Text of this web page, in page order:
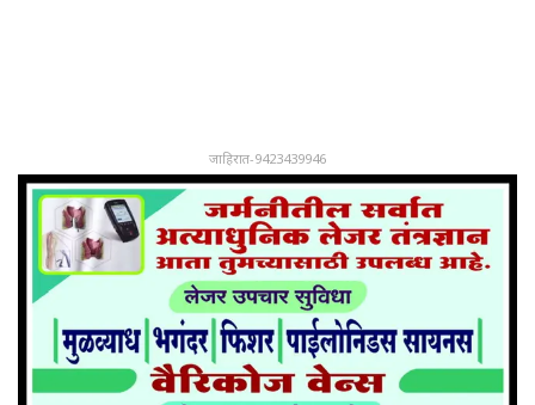
जाहिरात-9423439946